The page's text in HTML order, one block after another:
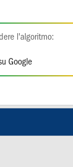
l'algoritmo:
Google